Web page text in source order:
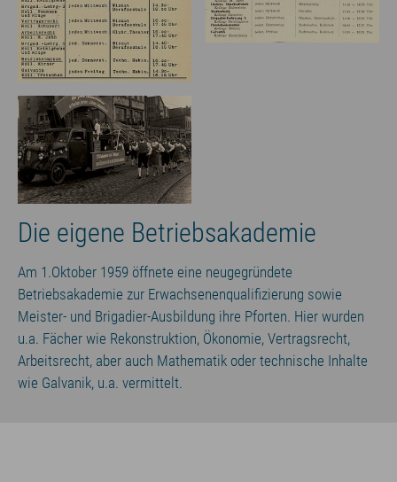
Die eigene Betriebsakademie
Am 1.Oktober 1959 öffnete eine neugegründete
Betriebsakademie zur Erwachsenenqualifizierung sowie
Meister- und Brigadier-Ausbildung ihre Pforten. Hier wurden
u.a. Fächer wie Rekonstruktion, Ökonomie, Vertragsrecht,
Arbeitsrecht, aber auch Mathematik oder technische Inhalte
wie Galvanik, u.a. vermittelt.